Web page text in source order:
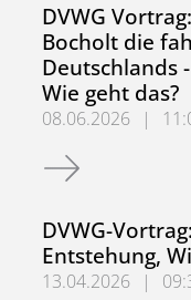
DVWG
Bocholt die
Deutschlands
Wie geht das?
08.06.2026 |
DVWG Vortrag:
DVWG-
Entstehung,
13.04.2026 |